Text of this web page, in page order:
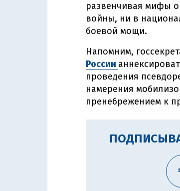
развенчивая мифы о
войны, ни в
боевой мощи.
Напомним,
России
проведения
намерения
пренебрежением к